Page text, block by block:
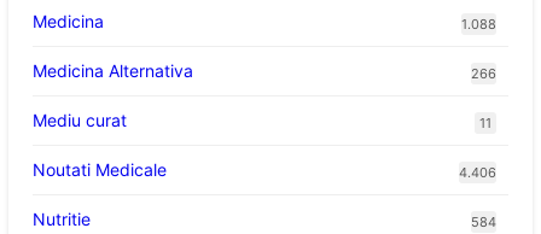
Medicina 1.088
Medicina Alternativa 266
Mediu curat 11
Noutati Medicale 4.406
Nutritie 584